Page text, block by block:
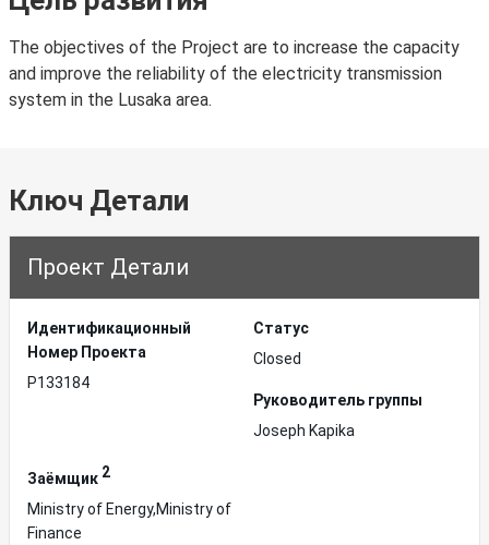
The objectives of the Project are to increase the capacity
and improve the reliability of the electricity transmission
system in the Lusaka area.
Ключ Детали
Проект Детали
Идентификационный
Hомер Проекта
P133184
Статус
Closed
Руководитель группы
Joseph Kapika
Заёмщик 2
Ministry of Energy,Ministry of
Finance